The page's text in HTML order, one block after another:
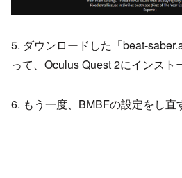
5. ダウンロードした「beat-
って、Oculus Quest 2にインスト
6. もう一度、BMBFの設定をし直